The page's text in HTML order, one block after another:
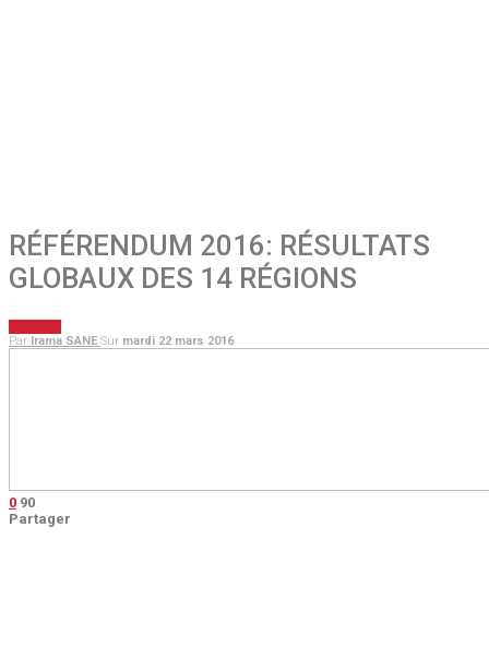
RÉFÉRENDUM 2016: RÉSULTATS
GLOBAUX DES 14 RÉGIONS
Par Irama SANE Sur mardi 22 mars 2016
0 90
Partager